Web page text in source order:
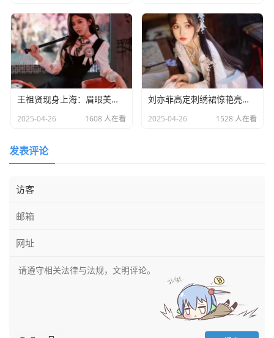
王祖贤现身上海：眉眼美丽气质优雅，时光难掩女神风采
2025-04-26 1608 人在看
​刘亦菲高定刺绣裙惊艳亮相：皮肤白到发光诠释东方美学​
2025-04-26 1528 人在看
发表评论